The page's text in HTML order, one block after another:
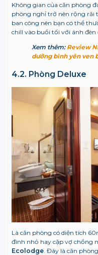
Không gian của căn phòng
phòng nghỉ trở nên rộng rãi
ban công nên bạn có thể
chill vào buổi tối với ánh
Xem thêm: Review
dưỡng bình yên ven
4.2. Phòng Deluxe
Là căn phòng có diện tích
đình nhỏ hay cặp vợ chồng
Ecolodge. Đây là căn